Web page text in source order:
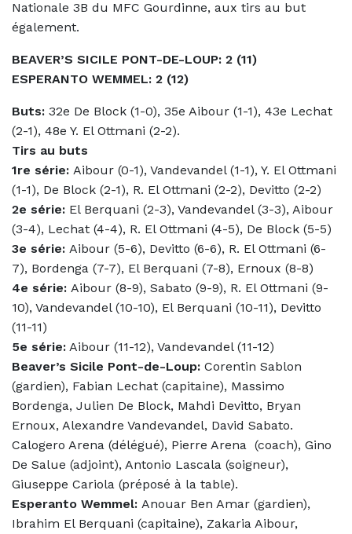
Nationale 3B du MFC Gourdinne, aux tirs au but
également.
BEAVER’S SICILE PONT-DE-LOUP: 2 (11)
ESPERANTO WEMMEL: 2 (12)
Buts: 32e De Block (1-0), 35e Aibour (1-1), 43e Lechat
(2-1), 48e Y. El Ottmani (2-2).
Tirs au buts
1re série: Aibour (0-1), Vandevandel (1-1), Y. El Ottmani
(1-1), De Block (2-1), R. El Ottmani (2-2), Devitto (2-2)
2e série: El Berquani (2-3), Vandevandel (3-3), Aibour
(3-4), Lechat (4-4), R. El Ottmani (4-5), De Block (5-5)
3e série: Aibour (5-6), Devitto (6-6), R. El Ottmani (6-
7), Bordenga (7-7), El Berquani (7-8), Ernoux (8-8)
4e série: Aibour (8-9), Sabato (9-9), R. El Ottmani (9-
10), Vandevandel (10-10), El Berquani (10-11), Devitto
(11-11)
5e série: Aibour (11-12), Vandevandel (11-12)
Beaver’s Sicile Pont-de-Loup: Corentin Sablon
(gardien), Fabian Lechat (capitaine), Massimo
Bordenga, Julien De Block, Mahdi Devitto, Bryan
Ernoux, Alexandre Vandevandel, David Sabato.
Calogero Arena (délégué), Pierre Arena (coach), Gino
De Salue (adjoint), Antonio Lascala (soigneur),
Giuseppe Cariola (préposé à la table).
Esperanto Wemmel: Anouar Ben Amar (gardien),
Ibrahim El Berquani (capitaine), Zakaria Aibour,